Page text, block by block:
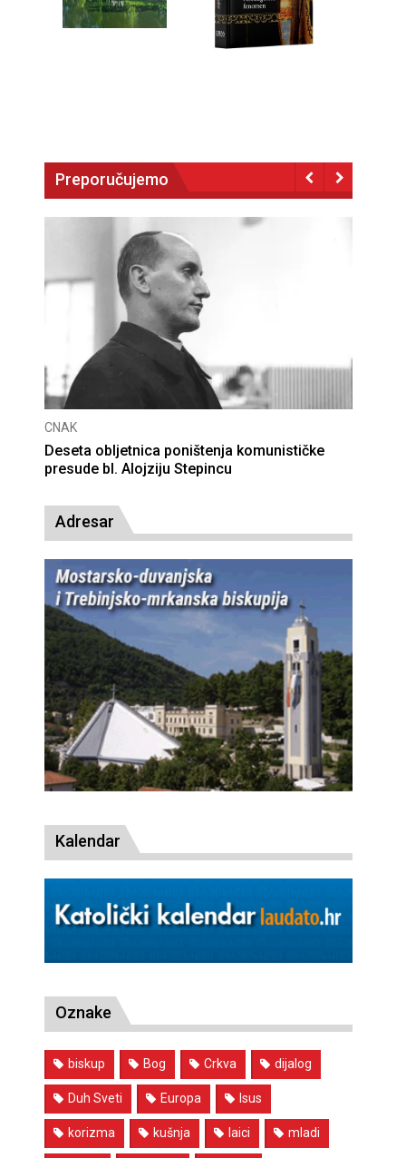
Preporučujemo
CNAK
Deseta obljetnica poništenja komunističke
presude bl. Alojziju Stepincu
Adresar
Kalendar
Oznake
biskup Bog Crkva dijalog
Duh Sveti Europa Isus
korizma kušnja laici mladi